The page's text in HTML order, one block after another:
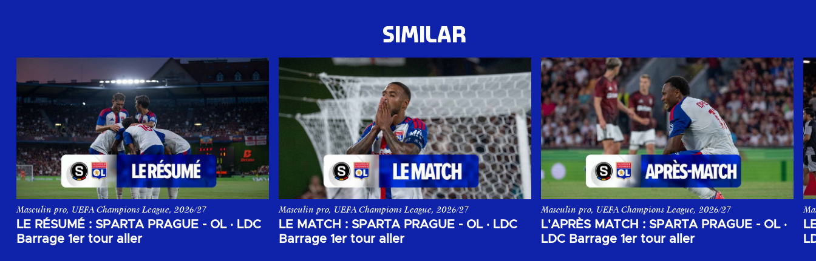
SIMILAR
LE RÉSUMÉ : SPARTA PRAGUE - OL· LDC
Barrage 1er tour aller
Masculin pro, UEFA Champions League, 2026/27
Le résumé du match aller du 1er tour de barrage de la Champions League, opposant le Sparta Prague à l'Olympique Lyonnais.
LE MATCH : SPARTA PRAGUE - OL· LDC
Barrage 1er tour aller
Masculin pro, UEFA Champions League, 2026/27
Le match aller du 1er tour de barrage de la Champions League, opposant le Sparta Prague à l'Olympique Lyonnais.
L'APRÈS MATCH : SPARTA PRAGUE - OL·
LDC Barrage 1er tour aller
Masculin pro, UEFA Champions League, 2026/27
L'après match aller du 1er tour de barrage de la Champions